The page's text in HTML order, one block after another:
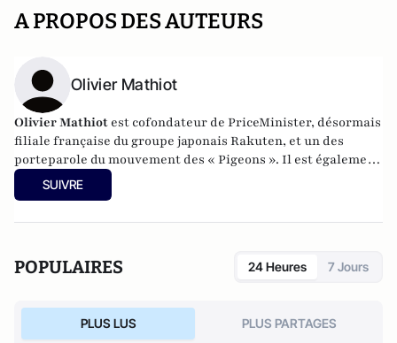
A PROPOS DES AUTEURS
Olivier Mathiot
Olivier Mathiot est cofondateur de PriceMinister, désormais
filiale française du groupe japonais Rakuten, et un des
porteparole du mouvement des « Pigeons ». Il est également
un business angel, accompagnant une quinzaine de start-up
innovantes, et corédacteur du « Manifeste des
SUIVRE
POPULAIRES 24 Heures 7 Jours
PLUS LUS PLUS PARTAGES